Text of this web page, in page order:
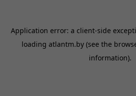
Application error: a client-side
loading atlantm.by (see the
information).